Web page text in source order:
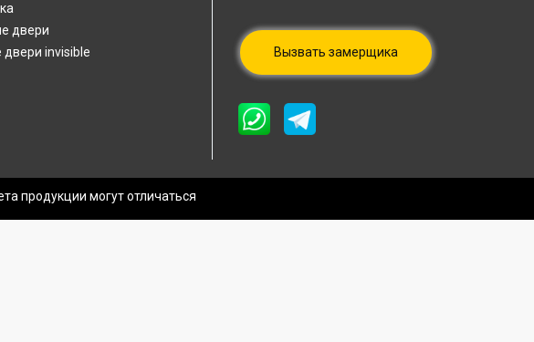
двери
invisible
Вызвать замерщика
продукции могут отличаться